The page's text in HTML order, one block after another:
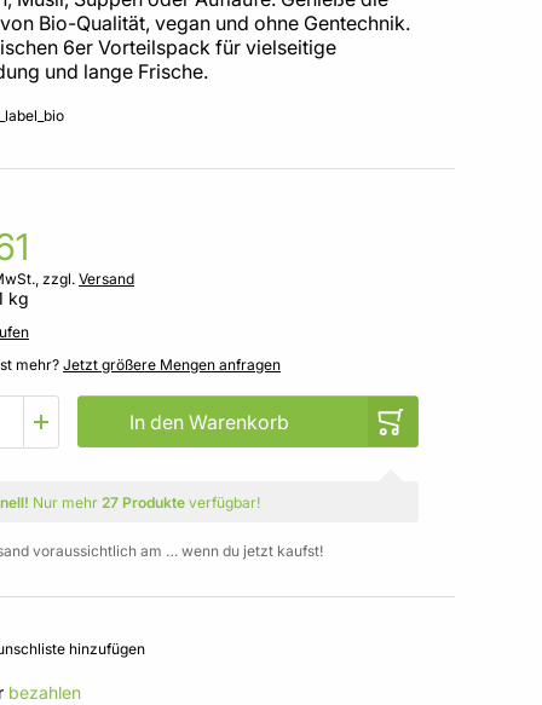
Bio-Qualität, vegan und ohne Gentechnik.
6er Vorteilspack für vielseitige
und lange Frische.
zzgl. Versand
kg
mehr? Jetzt größere Mengen anfragen
In den Warenkorb
Nur mehr 27 Produkte verfügbar!
voraussichtlich am … wenn du jetzt kaufst!
hinzufügen
bezahlen